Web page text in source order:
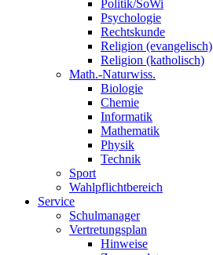
Politik/SoWi
Psychologie
Rechtskunde
Religion (evangelisch)
Religion (katholisch)
Math.-Naturwiss.
Biologie
Chemie
Informatik
Mathematik
Physik
Technik
Sport
Wahlpflichtbereich
Service
Schulmanager
Vertretungsplan
Hinweise